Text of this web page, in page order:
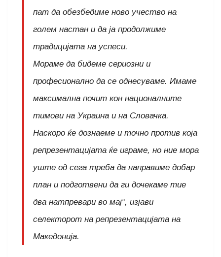
пат да обезбедиме ново учество на
голем настан и да ја продолжиме
традицијата на успеси.
Мораме да бидеме сериозни и
професионално да се однесуваме. Имаме
максимална почит кон националните
тимови на Украина и на Словачка.
Наскоро ќе дознаеме и точно против која
репрезентацијата ќе играме, но ние мора
уште од сега треба да направиме добар
план и подготвени да ги дочекаме тие
два натпревари во мај“, изјави
селекторот на репрезентацијата на
Македонија.